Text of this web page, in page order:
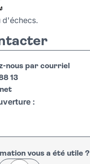
d'échecs.
nous par courriel
13
:
vous a été utile ?